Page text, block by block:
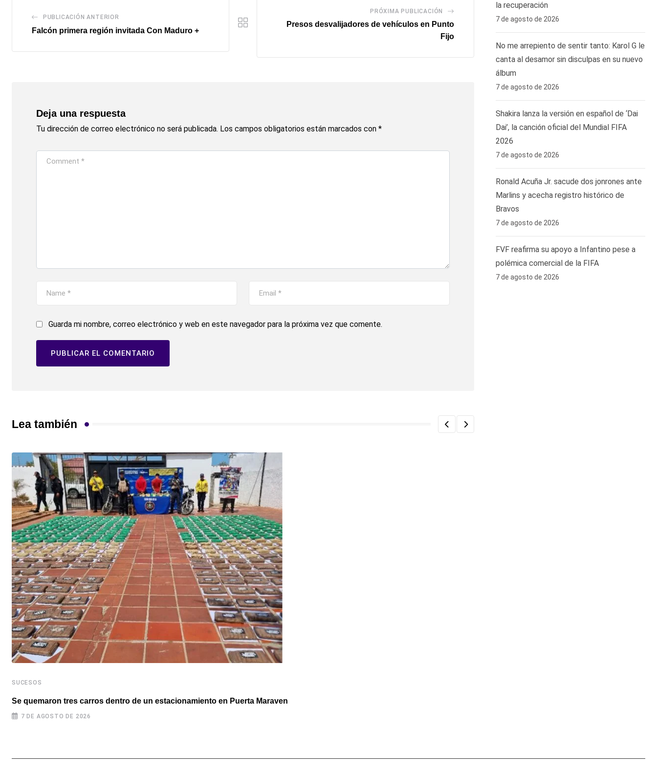
PUBLICACIÓN ANTERIOR
Falcón primera región invitada Con Maduro +
PRÓXIMA PUBLICACIÓN
Presos desvalijadores de vehículos en Punto
Fijo
Deja una respuesta
Tu dirección de correo electrónico no será publicada. Los campos obligatorios están marcados con *
Guarda mi nombre, correo electrónico y web en este navegador para la próxima vez que comente.
Lea también
SUCESOS
Se quemaron tres carros dentro de un estacionamiento en Puerta Maraven ‎
7 DE AGOSTO DE 2026
la recuperación
7 de agosto de 2026
No me arrepiento de sentir tanto: Karol G le
canta al desamor sin disculpas en su nuevo
álbum
7 de agosto de 2026
Shakira lanza la versión en español de ‘Dai
Dai’, la canción oficial del Mundial FIFA
2026
7 de agosto de 2026
Ronald Acuña Jr. sacude dos jonrones ante
Marlins y acecha registro histórico de
Bravos
7 de agosto de 2026
FVF reafirma su apoyo a Infantino pese a
polémica comercial de la FIFA
7 de agosto de 2026